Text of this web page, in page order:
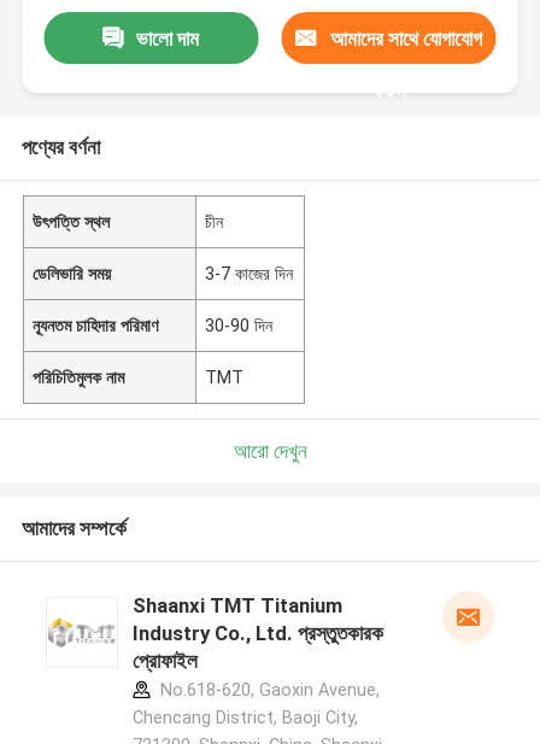
ভালো দাম আমাদের সাথে যোগাযোগ
করুন
পণ্যের বর্ণনা
উৎপত্তি স্থল চীন
ডেলিভারি সময় 3-7 কাজের দিন
ন্যূনতম চাহিদার পরিমাণ 30-90 দিন
পরিচিতিমুলক নাম TMT
আরো দেখুন
আমাদের সম্পর্কে
Shaanxi TMT Titanium
Industry Co., Ltd. প্রস্তুতকারক
প্রোফাইল
No.618-620, Gaoxin Avenue,
Chencang District, Baoji City,